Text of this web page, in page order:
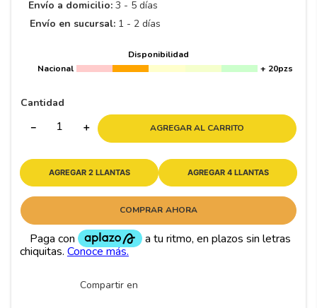
Envío a domicilio: 3 - 5 días
Envío en sucursal: 1 - 2 días
Disponibilidad
Nacional
+ 20pzs
Cantidad
＋
－ AGREGAR AL CARRITO
AGREGAR 2 LLANTAS AGREGAR 4 LLANTAS
COMPRAR AHORA
Compartir en
9
10.
265